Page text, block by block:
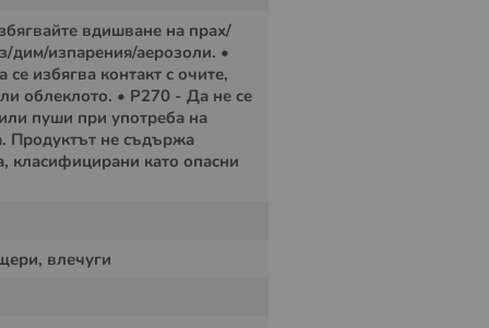
върху обработената зона. Влечугите
вдишване на прах/
дим/изпарения/аерозоли. •
избягва контакт с очите,
облеклото. • P270 - Да не се
пуши при употреба на
Продуктът не съдържа
класифицирани като опасни
влечуги